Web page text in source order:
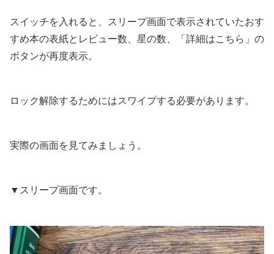
スイッチを入れると、スリープ画面で表示されていたおす
すめ本の表紙とレビュー数、星の数、「詳細はこちら」の
ボタンが再度表示。
ロック解除するためにはスワイプする必要があります。
実際の画面を見てみましょう。
▼スリープ画面です。